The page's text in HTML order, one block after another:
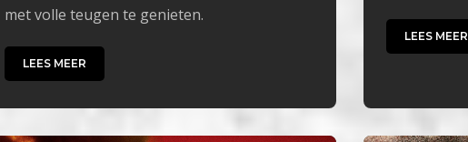
met volle teugen te genieten.
LEES MEER
LEES MEER